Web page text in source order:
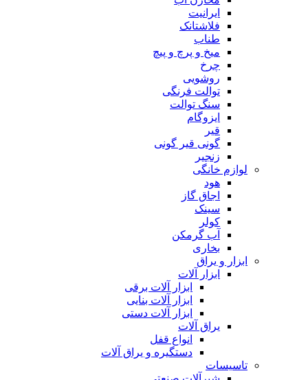
ایرانیت
فلاشتانک
طناب
میخ و پرچ و پیچ
چرخ
روشویی
توالت فرنگی
سنگ توالت
ایزوگام
قیر
گونی قیر گونی
زنجیر
لوازم خانگی
هود
اجاق گاز
سینک
کولر
آب گرمکن
بخاری
ابزار و یراق
ابزار آلات
ابزار آلات برقی
ابزار آلات بنایی
ابزار آلات دستی
یراق آلات
انواع قفل
دستگیره و یراق آلات
تاسیسات